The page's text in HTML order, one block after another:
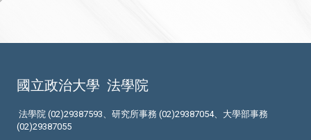
國立政治大學 法學院
法學院 (02)29387593、研究所事務 (02)29387054、大學部事務
(02)29387055